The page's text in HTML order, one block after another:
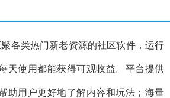
各类热门新老资源的社区软件，运行
天使用都能获得可观收益。平台提供
助用户更好地了解内容和玩法；海量